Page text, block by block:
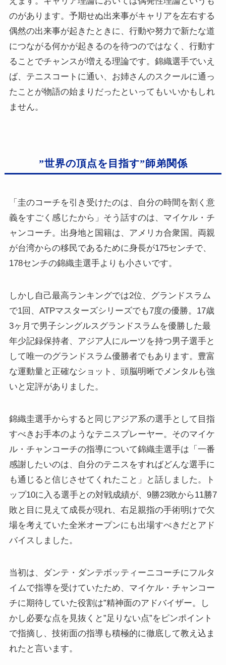
のがあります。予期せぬ出来事がキャリアを左右する
偶然の出来事が起きたときに、行動や努力で新たな道
につながる何かが起きるのを待つのではなく、行動す
ることでチャンスが増える理論です。錦織選手でいえ
ば、テニスコートに通い、お姉さんのスクールに通っ
たことが物語の始まりだったといってもいいかもしれ
ません。
”世界の頂点を目指す”師弟関係
「圭のコーチを引き受けたのは、自分の時間を割く意
義をすごく感じたから」そう話すのは、マイケル・チ
ャンコーチ。出身地と国籍は、アメリカ合衆国。両親
が台湾からの移民であるために身長が175センチで、
178センチの錦織圭選手よりも小さいです。
しかし自己最高ランキングでは2位、グランドスラム
で1回、ATPマスターズシリーズでも7度の優勝。17歳
3ヶ月で男子シングルスグランドスラムを優勝した最
年少記録保持者、アジア人にルーツを持つ男子選手と
して唯一のグランドスラム優勝者でもあります。豊富
な運動量と正確なショット、頭脳明晰でメンタルも強
いと定評がありました。
錦織圭選手からすると同じアジア系の選手として目指
すべきお手本のようなテニスプレーヤー。そのマイケ
ル・チャンコーチの指導について錦織圭選手は「一番
感謝したいのは、自分のテニスをすればどんな選手に
も通じると信じさせてくれたこと」と話しました。ト
ップ10に入る選手との対戦成績が、9勝23敗から11勝7
敗と目に見えて成長が現れ、右足親指の手術明けで欠
場を考えていた全米オープンにも出場すべきだとアド
バイスしました。
当初は、ダンテ・ダンテボッティーニコーチにフルタ
イムで指導を受けていたため、マイケル・チャンコー
チに期待していた役割は”精神面のアドバイザー。し
かし必要な点を見抜くと”足りない点”をピンポイント
で指摘し、技術面の指導も積極的に徹底して教え込ま
れたと言います。